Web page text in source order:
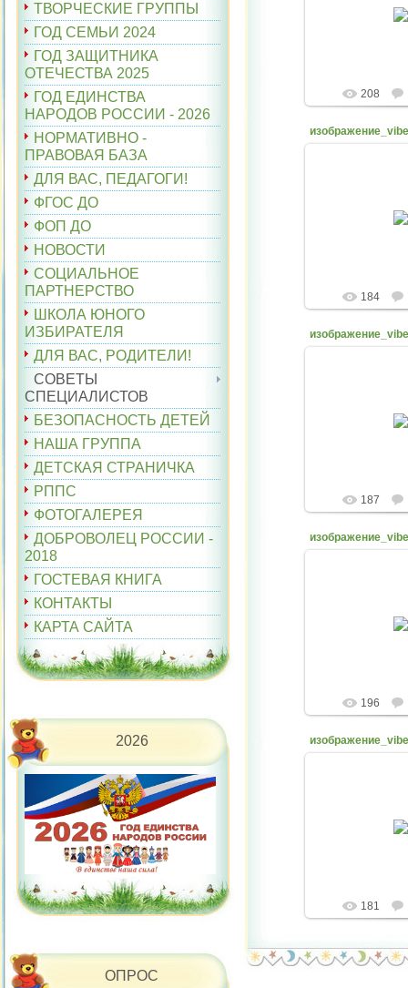
ТВОРЧЕСКИЕ ГРУППЫ
ГОД СЕМЬИ 2024
ГОД ЗАЩИТНИКА
ОТЕЧЕСТВА 2025
ГОД ЕДИНСТВА
НАРОДОВ РОССИИ - 2026
НОРМАТИВНО -
ПРАВОВАЯ БАЗА
ДЛЯ ВАС, ПЕДАГОГИ!
ФГОС ДО
ФОП ДО
НОВОСТИ
СОЦИАЛЬНОЕ
ПАРТНЕРСТВО
ШКОЛА ЮНОГО
ИЗБИРАТЕЛЯ
ДЛЯ ВАС, РОДИТЕЛИ!
СОВЕТЫ
СПЕЦИАЛИСТОВ
БЕЗОПАСНОСТЬ ДЕТЕЙ
НАША ГРУППА
ДЕТСКАЯ СТРАНИЧКА
РППС
ФОТОГАЛЕРЕЯ
ДОБРОВОЛЕЦ РОССИИ -
2018
ГОСТЕВАЯ КНИГА
КОНТАКТЫ
КАРТА САЙТА
2026
ОПРОС
208
184
187
196
181